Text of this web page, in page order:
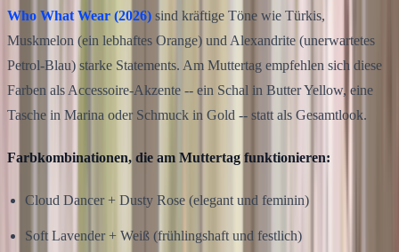
Who What Wear (2026) sind kräftige Töne wie Türkis,
Muskmelon (ein lebhaftes Orange) und Alexandrite (unerwartetes
Petrol-Blau) starke Statements. Am Muttertag empfehlen sich diese
Farben als Accessoire-Akzente -- ein Schal in Butter Yellow, eine
Tasche in Marina oder Schmuck in Gold -- statt als Gesamtlook.
Farbkombinationen, die am Muttertag funktionieren:
Cloud Dancer + Dusty Rose (elegant und feminin)
Soft Lavender + Weiß (frühlingshaft und festlich)